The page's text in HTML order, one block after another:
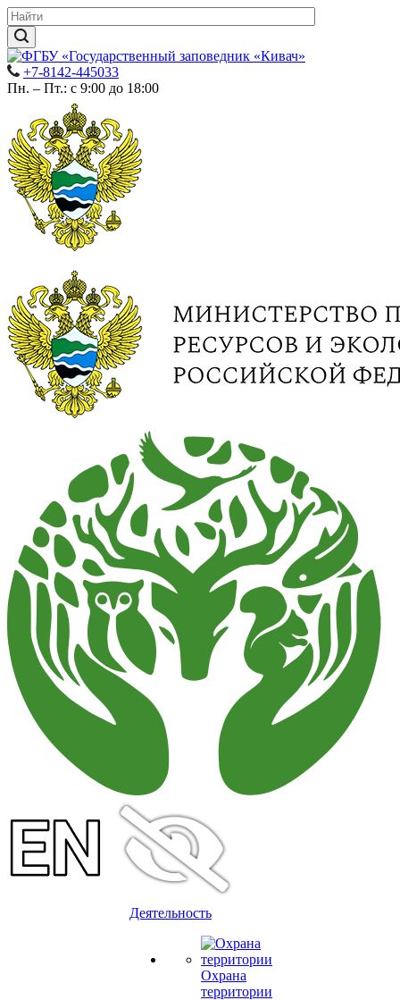
+7-8142-445033
Пн. – Пт.: с 9:00 до 18:00
Деятельность
Охрана
территории